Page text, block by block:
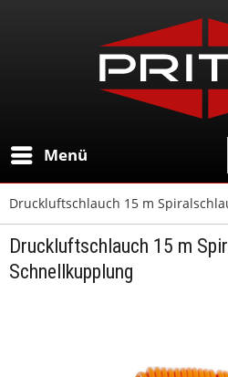
Menü
Druckluftschlauch 15 m
Druckluftschlauch 15 m
Schnellkupplung